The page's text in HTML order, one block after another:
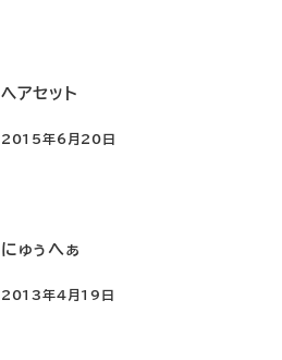
ヘアセット
投稿日
2015年6月20日
にゅぅへぁ
投稿日
2013年4月19日